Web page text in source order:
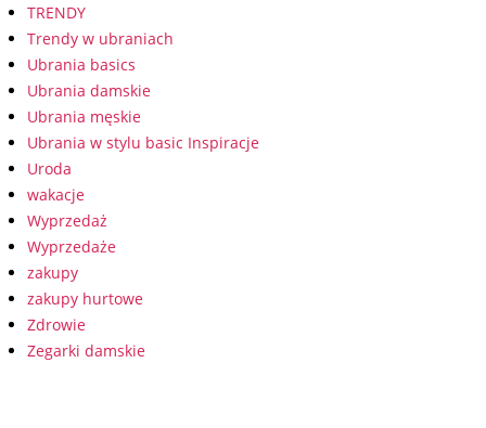
TRENDY
Trendy w ubraniach
Ubrania basics
Ubrania damskie
Ubrania męskie
Ubrania w stylu basic Inspiracje
Uroda
wakacje
Wyprzedaż
Wyprzedaże
zakupy
zakupy hurtowe
Zdrowie
Zegarki damskie